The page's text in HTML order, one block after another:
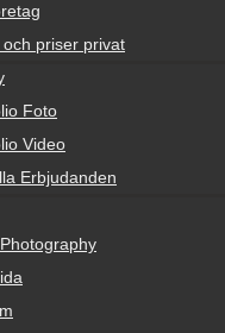
och priser privat
Foto
Video
Erbjudanden